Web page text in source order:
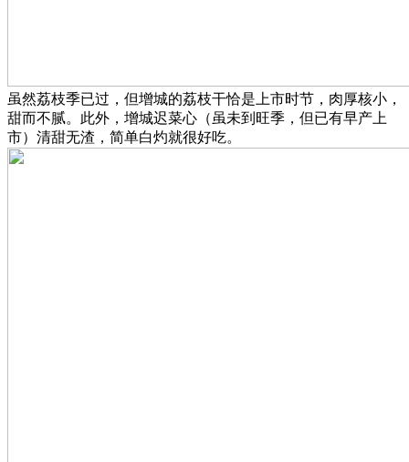
虽然荔枝季已过，但增城的荔枝干恰是上市时节，肉厚核小，
甜而不腻。此外，增城迟菜心（虽未到旺季，但已有早产上
市）清甜无渣，简单白灼就很好吃。